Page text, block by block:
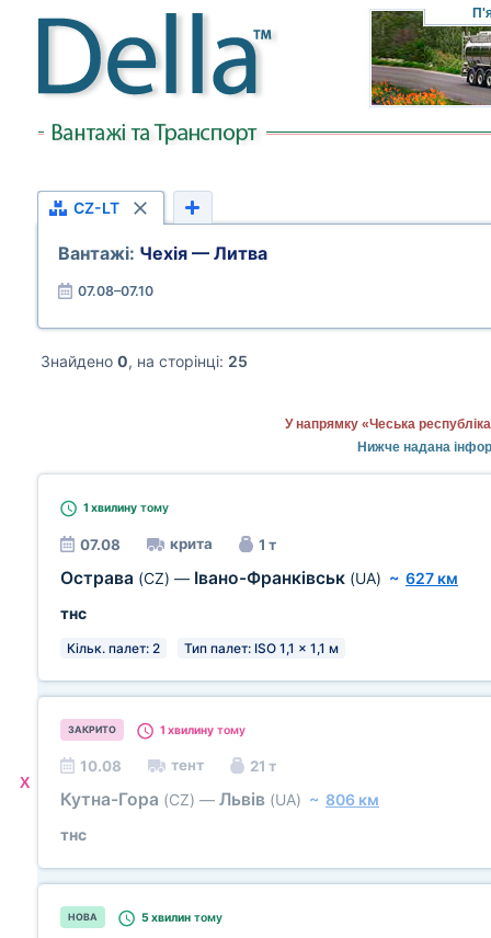
CZ-LT
Вантажі: Чехія — Литва
07.08–07.10
Знайдено 0, на сторінці: 25
У напрямку «Чеська
Нижче надана
1 хвилину тому
07.08 крита 1 т
Острава (CZ) — Івано-Франківськ (UA) ~ 627 км
тнс
Кільк. палет: 2 Тип палет: ISO 1,1 x 1,1 м
X
ЗАКРИТО 1 хвилину тому
10.08 тент 21 т
Кутна-Гора (CZ) — Львів (UA) ~ 806 км
тнс
НОВА 5 хвилин тому